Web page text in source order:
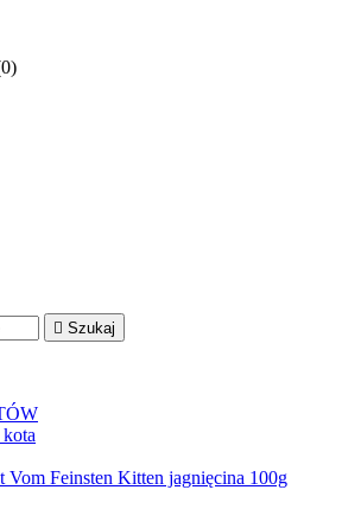
 Szukaj
Feinsten Kitten jagnięcina 100g